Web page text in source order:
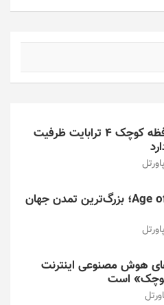
این کارت حافظه کوچک ۴ ترابایت ظرفیت
پاورتل
بازی/ Age of 2048؛ بزرگ‌ترین تمدن جهان
پاورتل
هوش مصنوعی اینترنت
است